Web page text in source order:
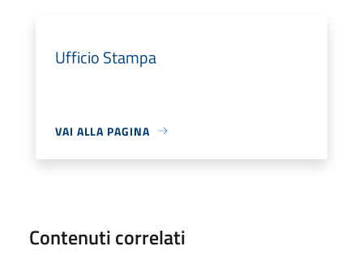
Ufficio Stampa
VAI ALLA PAGINA
Contenuti correlati